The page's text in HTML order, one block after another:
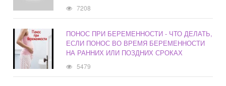
7208
ПОНОС ПРИ БЕРЕМЕННОСТИ - ЧТО ДЕЛАТЬ,
ЕСЛИ ПОНОС ВО ВРЕМЯ БЕРЕМЕННОСТИ
НА РАННИХ ИЛИ ПОЗДНИХ СРОКАХ
5479